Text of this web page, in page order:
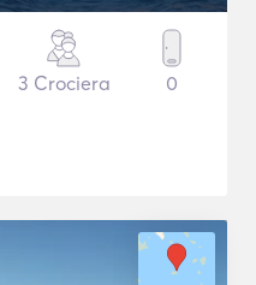
3 Crociera 0